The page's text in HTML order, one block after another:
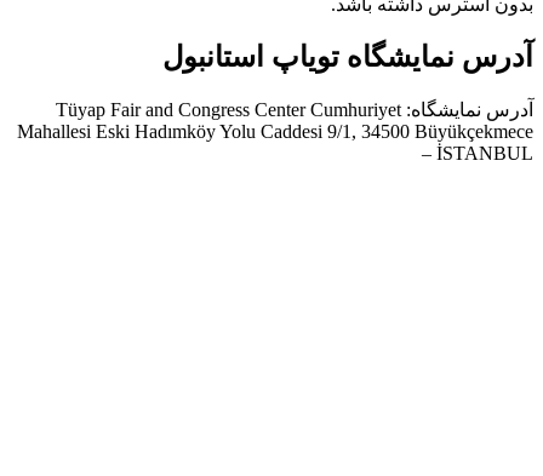
آدرس نمایشگاه تویاپ استانبول
آدرس نمایشگاه: Tüyap Fair and Congress Center Cumhuriyet
Mahallesi Eski Hadımköy Yolu Caddesi 9/1, 34500 Büyükçekmece
– İSTANBUL